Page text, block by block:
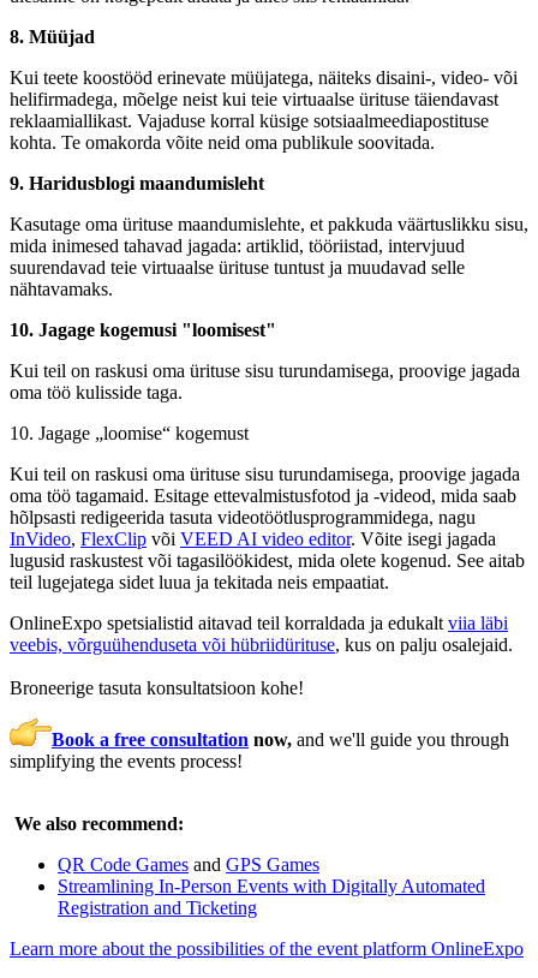
8. Müüjad
Kui teete koostööd erinevate müüjatega, näiteks disaini-, video- või
helifirmadega, mõelge neist kui teie virtuaalse ürituse täiendavast
reklaamiallikast. Vajaduse korral küsige sotsiaalmeediapostituse
kohta. Te omakorda võite neid oma publikule soovitada.
9. Haridusblogi maandumisleht
Kasutage oma ürituse maandumislehte, et pakkuda väärtuslikku sisu,
mida inimesed tahavad jagada: artiklid, tööriistad, intervjuud
suurendavad teie virtuaalse ürituse tuntust ja muudavad selle
nähtavamaks.
10. Jagage kogemusi "loomisest"
Kui teil on raskusi oma ürituse sisu turundamisega, proovige jagada
oma töö kulisside taga.
10. Jagage „loomise“ kogemust
Kui teil on raskusi oma ürituse sisu turundamisega, proovige jagada
oma töö tagamaid. Esitage ettevalmistusfotod ja -videod, mida saab
hõlpsasti redigeerida tasuta videotöötlusprogrammidega, nagu
InVideo, FlexClip või VEED AI video editor. Võite isegi jagada
lugusid raskustest või tagasilöökidest, mida olete kogenud. See aitab
teil lugejatega sidet luua ja tekitada neis empaatiat.
OnlineExpo spetsialistid aitavad teil korraldada ja edukaltviia läbi
veebis, võrguühenduseta või hübriidürituse, kus on palju osalejaid.
Broneerige tasuta konsultatsioon kohe!
Book a free consultation now, and we'll guide you through
simplifying the events process!
We also recommend:
QR Code Games and GPS Games
Streamlining In-Person Events with Digitally Automated
Registration and Ticketing
Learn more about the possibilities of the event platform OnlineExpo